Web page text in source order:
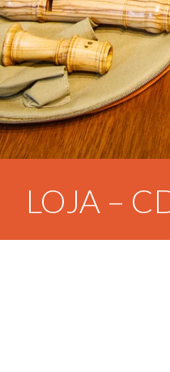
LOJA –